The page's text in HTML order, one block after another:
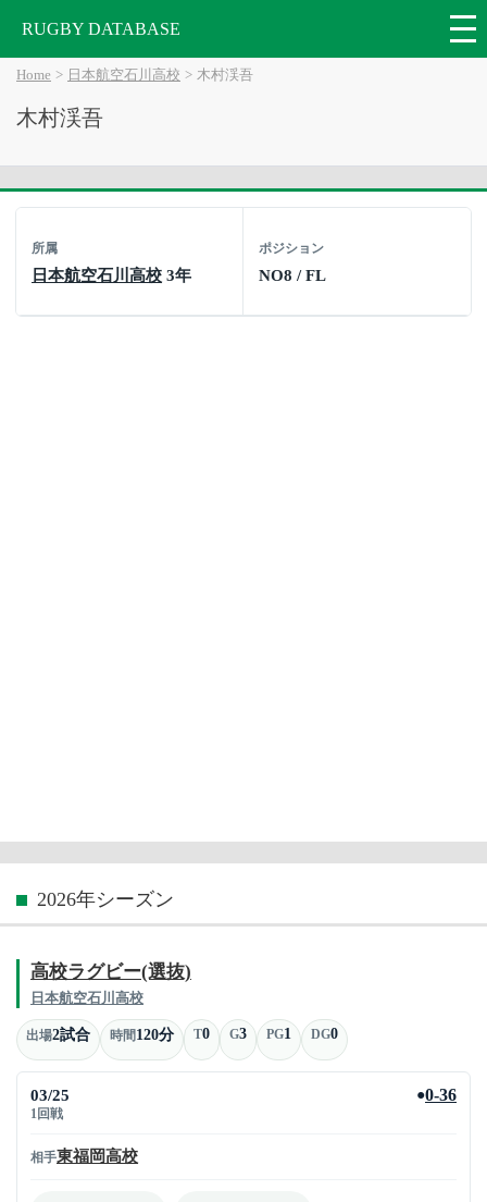
RUGBY DATABASE
Home 日本航空石川高校 木村渓吾
木村渓吾
所属
日本航空石川高校 3年
ポジション
NO8 / FL
2026年シーズン
高校ラグビー(選抜)
日本航空石川高校
出場2試合 時間120分 T0 G3 PG1 DG0
03/25
1回戦
●0-36
相手東福岡高校